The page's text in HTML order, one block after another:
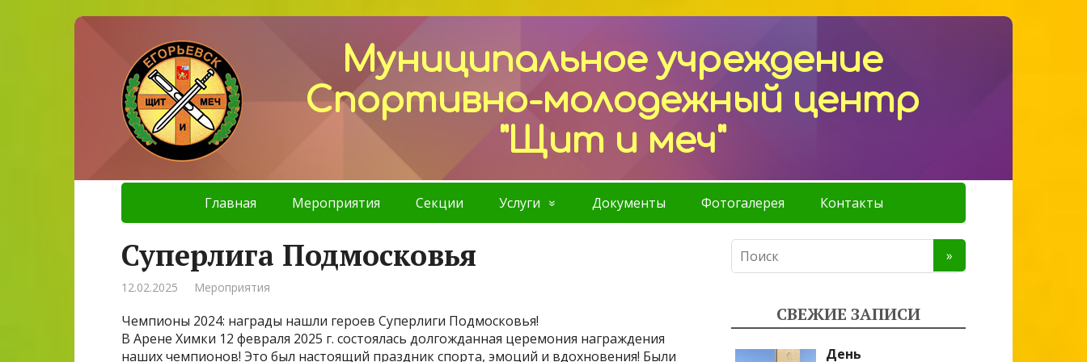
Муниципальное учреждение
Спортивно-молодежный центр
"Щит и меч"
Главная Мероприятия Секции Услуги Документы Фотогалерея Контакты
Суперлига Подмосковья
12.02.2025 Мероприятия
Чемпионы 2024: награды нашли героев Суперлиги Подмосковья!
В Арене Химки 12 февраля 2025 г. состоялась долгожданная церемония награждения
наших чемпионов! Это был настоящий праздник спорта, эмоций и вдохновения! Были
СВЕЖИЕ ЗАПИСИ
День